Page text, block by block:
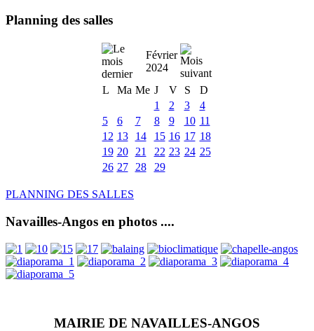
Planning des salles
Février
2024
L
Ma Me J V S
D
1
2 3
4
5
6 7 8 9 10 11
12 13 14 15 16 17 18
19 20 21 22 23 24 25
26 27 28 29
PLANNING DES SALLES
Navailles-Angos en photos ....
MAIRIE DE NAVAILLES-ANGOS